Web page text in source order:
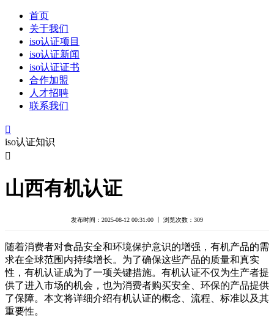
首页
关于我们
iso认证项目
iso认证新闻
iso认证证书
合作加盟
人才招聘
联系我们

iso认证知识

山西有机认证
发布时间：2025-08-12 00:31:00 丨 浏览次数： 309
随着消费者对食品安全和环境保护意识的增强，有机产品的需
求在全球范围内持续增长。为了确保这些产品的质量和真实
性，有机认证成为了一项关键措施。有机认证不仅为生产者提
供了进入市场的机会，也为消费者购买安全、环保的产品提供
了保障。本文将详细介绍有机认证的概念、流程、标准以及其
重要性。